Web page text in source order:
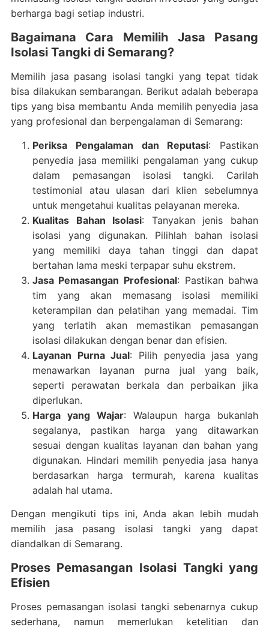
berharga bagi setiap industri.
Bagaimana Cara Memilih Jasa Pasang
Isolasi Tangki di Semarang?
Memilih jasa pasang isolasi tangki yang tepat tidak
bisa dilakukan sembarangan. Berikut adalah beberapa
tips yang bisa membantu Anda memilih penyedia jasa
yang profesional dan berpengalaman di Semarang:
Periksa Pengalaman dan Reputasi: Pastikan
penyedia jasa memiliki pengalaman yang cukup
dalam pemasangan isolasi tangki. Carilah
testimonial atau ulasan dari klien sebelumnya
untuk mengetahui kualitas pelayanan mereka.
Kualitas Bahan Isolasi: Tanyakan jenis bahan
isolasi yang digunakan. Pilihlah bahan isolasi
yang memiliki daya tahan tinggi dan dapat
bertahan lama meski terpapar suhu ekstrem.
Jasa Pemasangan Profesional: Pastikan bahwa
tim yang akan memasang isolasi memiliki
keterampilan dan pelatihan yang memadai. Tim
yang terlatih akan memastikan pemasangan
isolasi dilakukan dengan benar dan efisien.
Layanan Purna Jual: Pilih penyedia jasa yang
menawarkan layanan purna jual yang baik,
seperti perawatan berkala dan perbaikan jika
diperlukan.
Harga yang Wajar: Walaupun harga bukanlah
segalanya, pastikan harga yang ditawarkan
sesuai dengan kualitas layanan dan bahan yang
digunakan. Hindari memilih penyedia jasa hanya
berdasarkan harga termurah, karena kualitas
adalah hal utama.
Dengan mengikuti tips ini, Anda akan lebih mudah
memilih jasa pasang isolasi tangki yang dapat
diandalkan di Semarang.
Proses Pemasangan Isolasi Tangki yang
Efisien
Proses pemasangan isolasi tangki sebenarnya cukup
sederhana, namun memerlukan ketelitian dan